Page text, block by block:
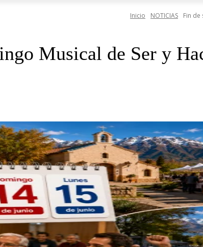
Inicio NOTICIAS Fin de
Musical de Ser y